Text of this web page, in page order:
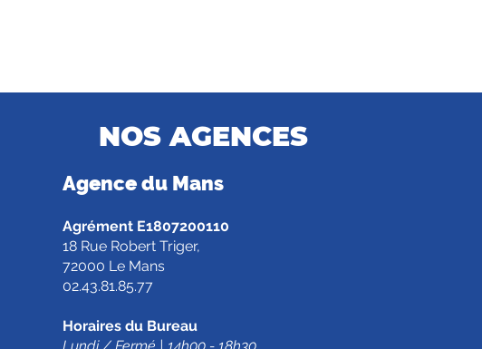
NOS AGENCES
Agence du Mans
Agrément E1807200110
18 Rue Robert Triger,
72000 Le Mans
02.43.81.85.77
Horaires du Bureau